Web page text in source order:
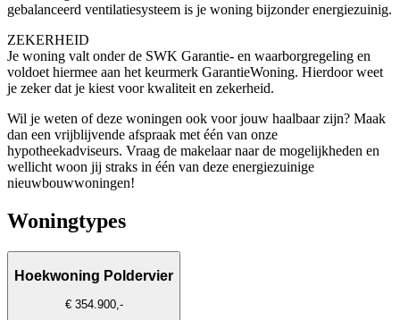
gebalanceerd ventilatiesysteem is je woning bijzonder energiezuinig.
ZEKERHEID
Je woning valt onder de SWK Garantie- en waarborgregeling en
voldoet hiermee aan het keurmerk GarantieWoning. Hierdoor weet
je zeker dat je kiest voor kwaliteit en zekerheid.
Wil je weten of deze woningen ook voor jouw haalbaar zijn? Maak
dan een vrijblijvende afspraak met één van onze
hypotheekadviseurs. Vraag de makelaar naar de mogelijkheden en
wellicht woon jij straks in één van deze energiezuinige
nieuwbouwwoningen!
Woningtypes
Hoekwoning Poldervier
€ 354.900,-